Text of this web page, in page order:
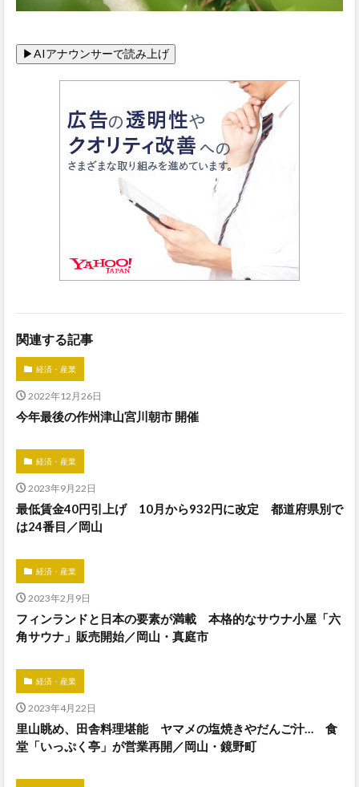
関連する記事
経済・産業
2022年12月26日
今年最後の作州津山宮川朝市 開催
経済・産業
2023年9月22日
最低賃金40円引上げ 10月から932円に改定 都道府県別で
は24番目／岡山
経済・産業
2023年2月9日
フィンランドと日本の要素が満載 本格的なサウナ小屋「六
角サウナ」販売開始／岡山・真庭市
経済・産業
2023年4月22日
里山眺め、田舎料理堪能 ヤマメの塩焼きやだんご汁… 食
堂「いっぷく亭」が営業再開／岡山・鏡野町